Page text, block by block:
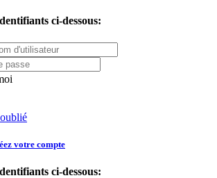
ci-dessous:
votre compte
ci-dessous: